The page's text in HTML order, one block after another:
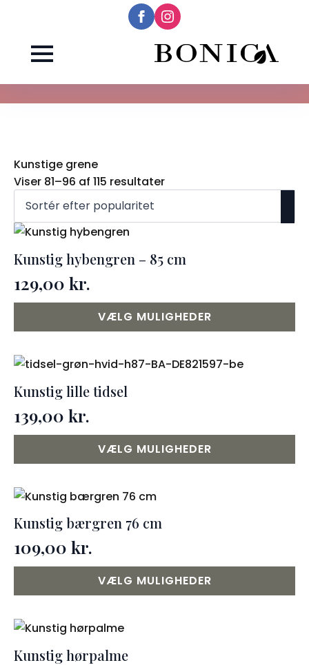
Kunstige grene
Viser 81–96 af 115 resultaterSorteret
Kunstig hybengren – 85 cm
129,00 kr.
VÆLG MULIGHEDER
vare
flere
varianter.
Mulighederne
kan
på
varesiden
Kunstig lille tidsel
139,00 kr.
VÆLG MULIGHEDER
vare
flere
varianter.
Mulighederne
kan
på
varesiden
Kunstig bærgren 76 cm
109,00 kr.
VÆLG MULIGHEDER
vare
flere
varianter.
Kunstig hørpalme